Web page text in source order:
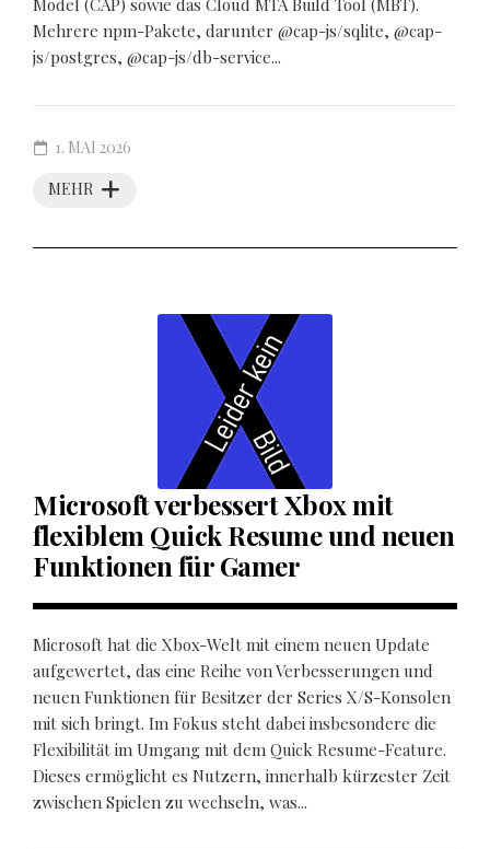
Model (CAP) sowie das Cloud MTA Build Tool (MBT).
Mehrere npm-Pakete, darunter @cap-js/sqlite, @cap-
js/postgres, @cap-js/db-service...
MEHR
1. MAI 2026
Microsoft verbessert Xbox mit
flexiblem Quick Resume und neuen
Funktionen für Gamer
Microsoft hat die Xbox-Welt mit einem neuen Update
aufgewertet, das eine Reihe von Verbesserungen und
neuen Funktionen für Besitzer der Series X/S-Konsolen
mit sich bringt. Im Fokus steht dabei insbesondere die
Flexibilität im Umgang mit dem Quick Resume-Feature.
Dieses ermöglicht es Nutzern, innerhalb kürzester Zeit
zwischen Spielen zu wechseln, was...